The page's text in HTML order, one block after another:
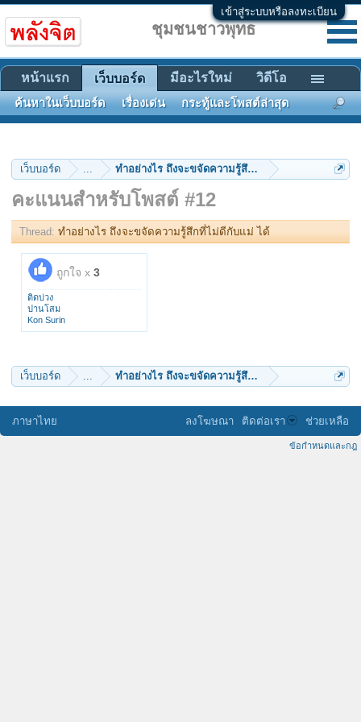
เข้าสู่ระบบหรือลงทะเบียน
เว็บบอร์ด ... ทำอย่างไร ถึงจะขจัดความรู้สึกที่ไม่ดีกับแม่ ได้
คะแนนสำหรับโพสต์ #12
Thread: ทำอย่างไร ถึงจะขจัดความรู้สึกที่ไม่ดีกับแม่ ได้
ถูกใจ x 3
ติดบ่วง
ปานโสม
Kon Surin
เว็บบอร์ด ... ทำอย่างไร ถึงจะขจัดความรู้สึกที่ไม่ดีกับแม่ ได้
ชุมชนชาวพุทธ
หน้าแรก เว็บบอร์ด
ค้นหาในเว็บบอร์ด เรื่องเด่น กระทู้และโพสต์ล่าสุด
มีอะไรใหม่ วิดีโอ
ภาษาไทย ลงโฆษณา ติดต่อเรา ช่วยเหลือ
ข้อกำหนดและกฎ